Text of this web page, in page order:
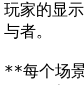
玩家的显
与者。
**每个场